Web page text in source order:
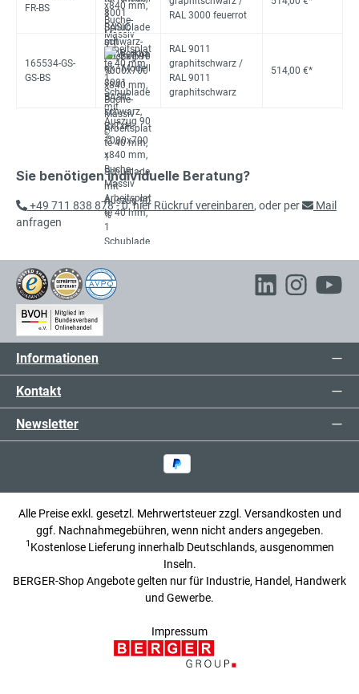
FR-BS
RAL 3000 feuerrot
165534-GS-
GS-BS
RAL 9011
graphitschwarz /
RAL 9011
graphitschwarz
514,00 €*
Sie benötigen individuelle Beratung?
+49 711 838 878 - 0,hier Rückruf vereinbaren, oder per
Mail
anfragen
Informationen
Kontakt
Newsletter
Alle Preise exkl. gesetzl. Mehrwertsteuer zzgl. Versandkosten und
ggf. Nachnahmegebühren, wenn nicht anders angegeben.
1 Kostenlose Lieferung innerhalb Deutschlands, ausgenommen
Inseln.
BERGER-Shop Angebote gelten nur für Industrie, Handel, Handwerk
und Gewerbe.
Impressum